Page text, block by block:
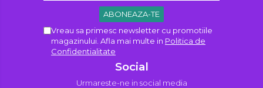
Vreau sa primesc newsletter cu promotiile
magazinului. Afla mai multe in Politica de
Confidentialitate
Social
Urmareste-ne in social media